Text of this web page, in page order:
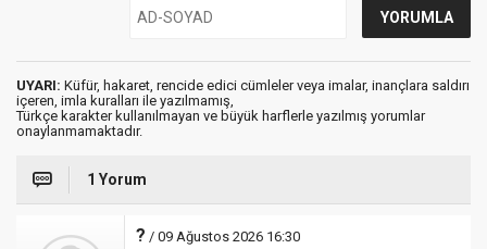
UYARI: Küfür, hakaret, rencide edici cümleler veya imalar, inançlara saldırı
içeren, imla kuralları ile yazılmamış,
Türkçe karakter kullanılmayan ve büyük harflerle yazılmış yorumlar
onaylanmamaktadır.
1 Yorum
? / 09 Ağustos 2026 16:30